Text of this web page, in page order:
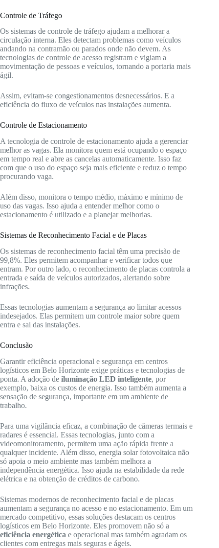
Controle de Tráfego
Os sistemas de controle de tráfego ajudam a melhorar a
circulação interna. Eles detectam problemas como veículos
andando na contramão ou parados onde não devem. As
tecnologias de controle de acesso registram e vigiam a
movimentação de pessoas e veículos, tornando a portaria mais
ágil.
Assim, evitam-se congestionamentos desnecessários. E a
eficiência do fluxo de veículos nas instalações aumenta.
Controle de Estacionamento
A tecnologia de controle de estacionamento ajuda a gerenciar
melhor as vagas. Ela monitora quem está ocupando o espaço
em tempo real e abre as cancelas automaticamente. Isso faz
com que o uso do espaço seja mais eficiente e reduz o tempo
procurando vaga.
Além disso, monitora o tempo médio, máximo e mínimo de
uso das vagas. Isso ajuda a entender melhor como o
estacionamento é utilizado e a planejar melhorias.
Sistemas de Reconhecimento Facial e de Placas
Os sistemas de reconhecimento facial têm uma precisão de
99,8%. Eles permitem acompanhar e verificar todos que
entram. Por outro lado, o reconhecimento de placas controla a
entrada e saída de veículos autorizados, alertando sobre
infrações.
Essas tecnologias aumentam a segurança ao limitar acessos
indesejados. Elas permitem um controle maior sobre quem
entra e sai das instalações.
Conclusão
Garantir eficiência operacional e segurança em centros
logísticos em Belo Horizonte exige práticas e tecnologias de
ponta. A adoção de iluminação LED inteligente, por
exemplo, baixa os custos de energia. Isso também aumenta a
sensação de segurança, importante em um ambiente de
trabalho.
Para uma vigilância eficaz, a combinação de câmeras termais e
radares é essencial. Essas tecnologias, junto com a
videomonitoramento, permitem uma ação rápida frente a
qualquer incidente. Além disso, energia solar fotovoltaica não
só apoia o meio ambiente mas também melhora a
independência energética. Isso ajuda na estabilidade da rede
elétrica e na obtenção de créditos de carbono.
Sistemas modernos de reconhecimento facial e de placas
aumentam a segurança no acesso e no estacionamento. Em um
mercado competitivo, essas soluções destacam os centros
logísticos em Belo Horizonte. Eles promovem não só a
eficiência energética e operacional mas também agradam os
clientes com entregas mais seguras e ágeis.